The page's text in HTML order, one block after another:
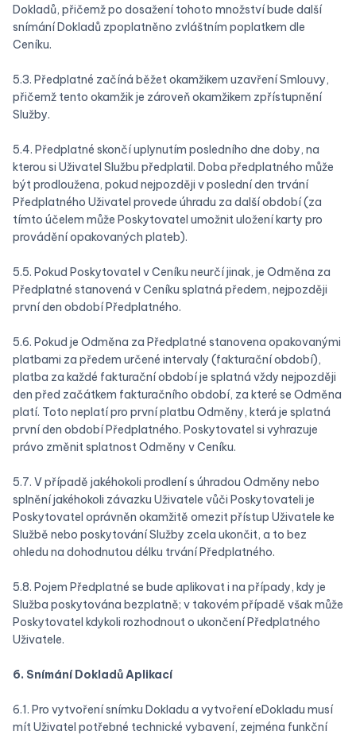
Dokladů, přičemž po dosažení tohoto množství bude další
snímání Dokladů zpoplatněno zvláštním poplatkem dle
Ceníku.
5.3. Předplatné začíná běžet okamžikem uzavření Smlouvy,
přičemž tento okamžik je zároveň okamžikem zpřístupnění
Služby.
5.4. Předplatné skončí uplynutím posledního dne doby, na
kterou si Uživatel Službu předplatil. Doba předplatného může
být prodloužena, pokud nejpozději v poslední den trvání
Předplatného Uživatel provede úhradu za další období (za
tímto účelem může Poskytovatel umožnit uložení karty pro
provádění opakovaných plateb).
5.5. Pokud Poskytovatel v Ceníku neurčí jinak, je Odměna za
Předplatné stanovená v Ceníku splatná předem, nejpozději
první den období Předplatného.
5.6. Pokud je Odměna za Předplatné stanovena opakovanými
platbami za předem určené intervaly (fakturační období),
platba za každé fakturační období je splatná vždy nejpozději
den před začátkem fakturačního období, za které se Odměna
platí. Toto neplatí pro první platbu Odměny, která je splatná
první den období Předplatného. Poskytovatel si vyhrazuje
právo změnit splatnost Odměny v Ceníku.
5.7. V případě jakéhokoli prodlení s úhradou Odměny nebo
splnění jakéhokoli závazku Uživatele vůči Poskytovateli je
Poskytovatel oprávněn okamžitě omezit přístup Uživatele ke
Službě nebo poskytování Služby zcela ukončit, a to bez
ohledu na dohodnutou délku trvání Předplatného.
5.8. Pojem Předplatné se bude aplikovat i na případy, kdy je
Služba poskytována bezplatně; v takovém případě však může
Poskytovatel kdykoli rozhodnout o ukončení Předplatného
Uživatele.
6. Snímání Dokladů Aplikací
6.1. Pro vytvoření snímku Dokladu a vytvoření eDokladu musí
mít Uživatel potřebné technické vybavení, zejména funkční